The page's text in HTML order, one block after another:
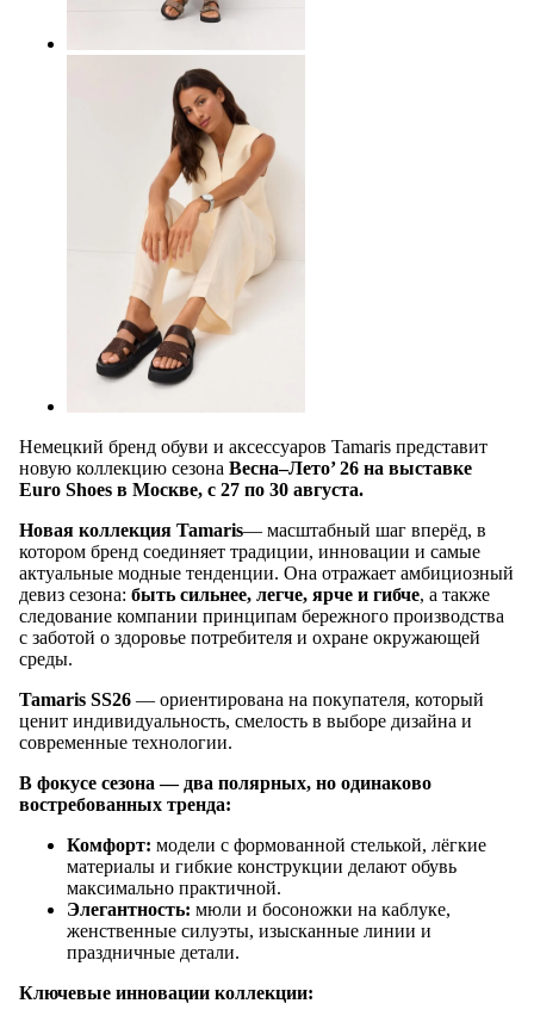
Немецкий бренд обуви и аксессуаров Tamaris представит
новую коллекцию сезона Весна–Лето’ 26 на выставке
Euro Shoes в Москве, с 27 по 30 августа.
Новая коллекция Tamaris— масштабный шаг вперёд, в
котором бренд соединяет традиции, инновации и самые
актуальные модные тенденции. Она отражает амбициозный
девиз сезона: быть сильнее, легче, ярче и гибче, а также
следование компании принципам бережного производства
с заботой о здоровье потребителя и охране окружающей
среды.
Tamaris SS26 — ориентирована на покупателя, который
ценит индивидуальность, смелость в выборе дизайна и
современные технологии.
В фокусе сезона — два полярных, но одинаково
востребованных тренда:
Комфорт: модели с формованной стелькой, лёгкие
материалы и гибкие конструкции делают обувь
максимально практичной.
Элегантность: мюли и босоножки на каблуке,
женственные силуэты, изысканные линии и
праздничные детали.
Ключевые инновации коллекции: